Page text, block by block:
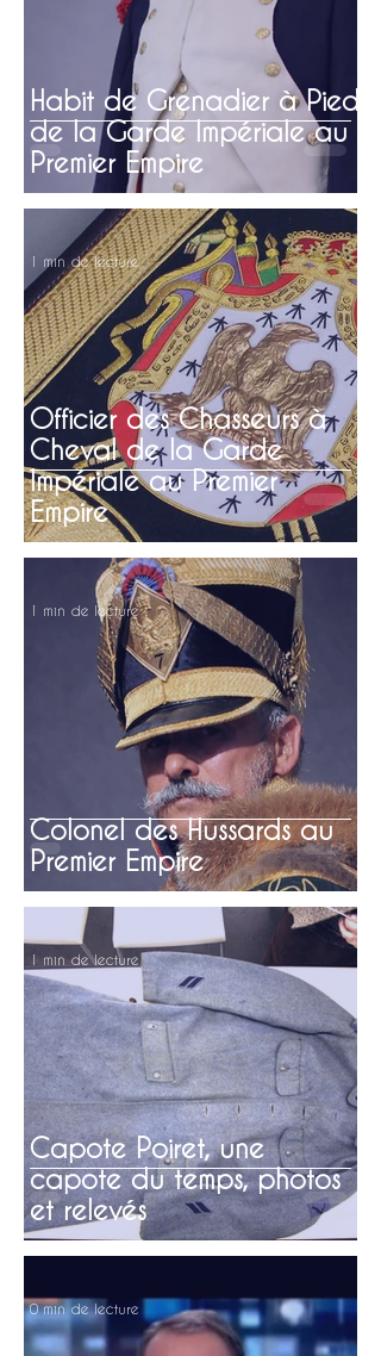
Habit de Grenadier à Pied
de la Garde Impériale au
Premier Empire
Officier des Chasseurs à
Cheval de la Garde
Impériale au Premier
Empire
1 min de lecture
Colonel des Hussards au
Premier Empire
1 min de lecture
Capote Poiret, une
capote du temps, photos
et relevés
1 min de lecture
0 min de lecture